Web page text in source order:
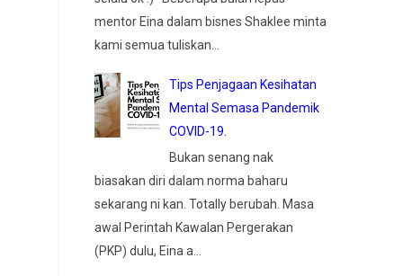
mentor Eina dalam bisnes Shaklee minta
kami semua tuliskan...
Tips Penjagaan Kesihatan
Mental Semasa Pandemik
COVID-19.
Bukan senang nak
biasakan diri dalam norma baharu
sekarang ni kan. Totally berubah. Masa
awal Perintah Kawalan Pergerakan
(PKP) dulu, Eina a...